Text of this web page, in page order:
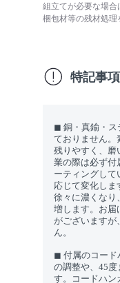
組立てが必要な場合
梱包材等の残材処理
特記事項
◼︎ 銅・真鍮・ス
ておりません。
残りやすく、磨
業の際は必ず付
ーティングして
応じて変化しま
徐々に濃くなり
増します。お届
がございますが
ん。
◼︎ 付属のコード
の調整や、45
す。コードハン